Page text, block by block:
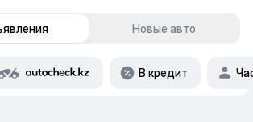
Новые авто
В кредит